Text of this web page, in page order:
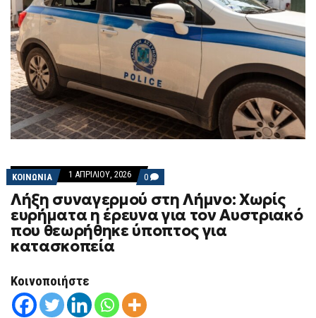
ΚΟΙΝΩΝΙΑ 1 ΑΠΡΙΛΊΟΥ, 2026 0 COMMENTS
ON
ΛΉΞΗ
ΣΥΝΑΓΕΡΜΟΎ
ΣΤΗ
ΛΉΜΝΟ:
ΧΩΡΊΣ
Λήξη συναγερμού στη Λήμνο: Χωρίς
ευρήματα η έρευνα για τον Αυστριακό
που θεωρήθηκε ύποπτος για
κατασκοπεία
Κοινοποιήστε